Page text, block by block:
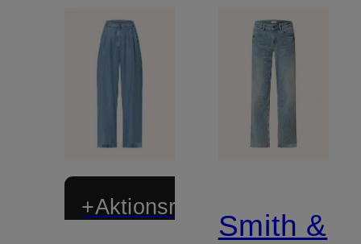
+Aktionsrabatt
Smith &